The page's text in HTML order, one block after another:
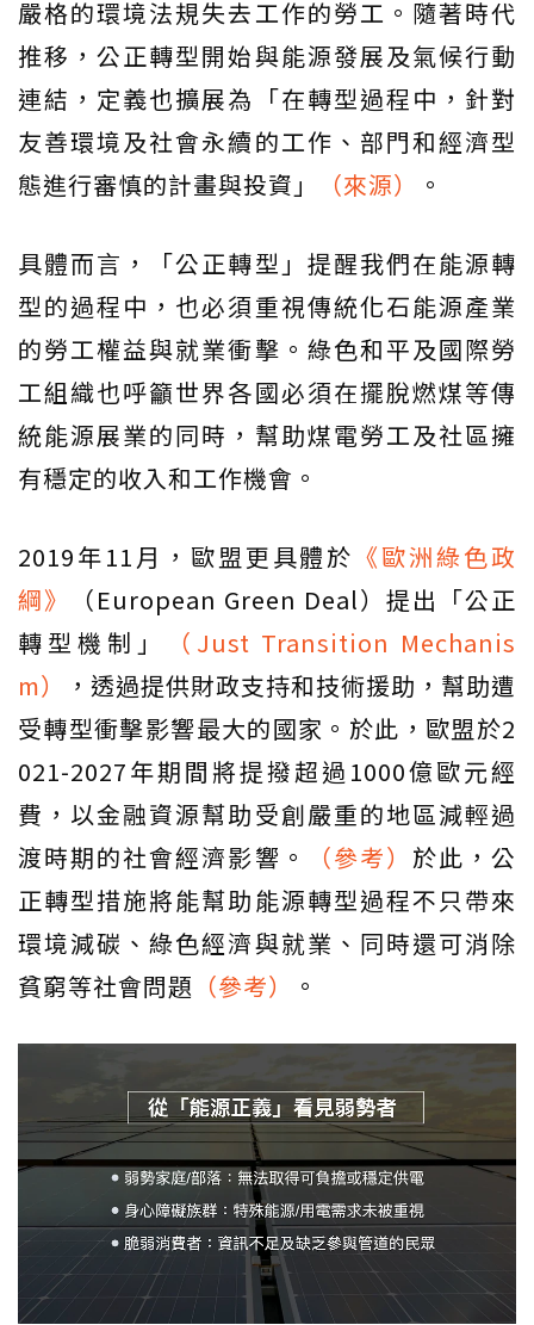
嚴格的環境法規失去工作的勞工。隨著時代
推移，公正轉型開始與能源發展及氣候行動
連結，定義也擴展為「在轉型過程中，針對
友善環境及社會永續的工作、部門和經濟型
態進行審慎的計畫與投資」
（來源） 。
具體而言，「公正轉型」提醒我們在能源轉
型的過程中，也必須重視傳統化石能源產業
的勞工權益與就業衝擊。綠色和平及國際勞
工組織也呼籲世界各國必須在擺脫燃煤等傳
統能源展業的同時，幫助煤電勞工及社區擁
有穩定的收入和工作機會。
2019年11月，歐盟更具體於 《歐洲綠色政
綱》
（European Green Deal）提出「公正
轉型機制」
（Just Transition Mechanis
m）
，透過提供財政支持和技術援助，幫助遭
受轉型衝擊影響最大的國家。於此，歐盟於2
021-2027年期間將提撥超過1000億歐元經
費，以金融資源幫助受創嚴重的地區減輕過
渡時期的社會經濟影響。
（參考） 於此，公
正轉型措施將能幫助能源轉型過程不只帶來
環境減碳、綠色經濟與就業、同時還可消除
貧窮等社會問題 （參考） 。